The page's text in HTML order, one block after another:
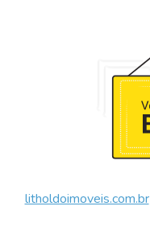
litholdoimoveis.com.br